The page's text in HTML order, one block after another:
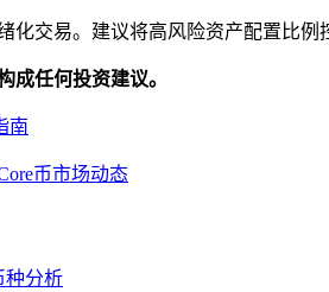
化交易。建议将高风险资产配置比
成任何投资建议。
南
币市场动态
种分析